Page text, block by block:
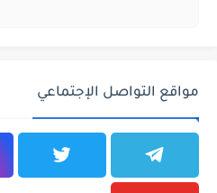
مواقع التواصل الإجتماعي